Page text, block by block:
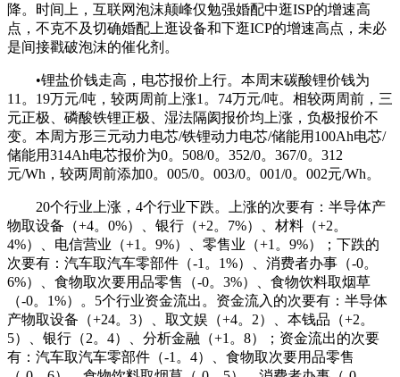
降。时间上，互联网泡沫颠峰仅勉强婚配中逛ISP的增速高
点，不克不及切确婚配上逛设备和下逛ICP的增速高点，未必
是间接戳破泡沫的催化剂。
•锂盐价钱走高，电芯报价上行。本周末碳酸锂价钱为
11。19万元/吨，较两周前上涨1。74万元/吨。相较两周前，三
元正极、磷酸铁锂正极、湿法隔阂报价均上涨，负极报价不
变。本周方形三元动力电芯/铁锂动力电芯/储能用100Ah电芯/
储能用314Ah电芯报价为0。508/0。352/0。367/0。312
元/Wh，较两周前添加0。005/0。003/0。001/0。002元/Wh。
20个行业上涨，4个行业下跌。上涨的次要有：半导体产
物取设备（+4。0%）、银行（+2。7%）、材料（+2。
4%）、电信营业（+1。9%）、零售业（+1。9%）；下跌的
次要有：汽车取汽车零部件（-1。1%）、消费者办事（-0。
6%）、食物取次要用品零售（-0。3%）、食物饮料取烟草
（-0。1%）。5个行业资金流出。资金流入的次要有：半导体
产物取设备（+24。3）、取文娱（+4。2）、本钱品（+2。
5）、银行（2。4）、分析金融（+1。8）；资金流出的次要
有：汽车取汽车零部件（-1。4）、食物取次要用品零售